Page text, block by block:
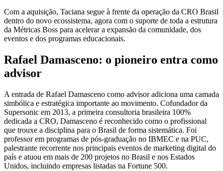
Com a aquisição, Taciana segue à frente da operação da CRO Brasil
dentro do novo ecossistema, agora com o suporte de toda a estrutura
da Métricas Boss para acelerar a expansão da comunidade, dos
eventos e dos programas educacionais.
Rafael Damasceno: o pioneiro entra como
advisor
A entrada de Rafael Damasceno como advisor adiciona uma camada
simbólica e estratégica importante ao movimento. Cofundador da
Supersonic em 2013, a primeira consultoria brasileira 100%
dedicada a CRO, Damasceno é reconhecido como o profissional
que trouxe a disciplina para o Brasil de forma sistemática. Foi
professor em programas de pós-graduação no IBMEC e na PUC,
palestrante recorrente nos principais eventos de marketing digital do
país e atuou em mais de 200 projetos no Brasil e nos Estados
Unidos, incluindo empresas listadas na Fortune 500.